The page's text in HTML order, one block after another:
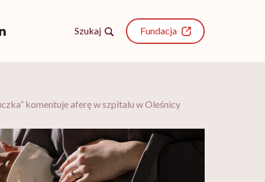
Szukaj Fundacja
komentuje aferę w szpitalu w Oleśnicy